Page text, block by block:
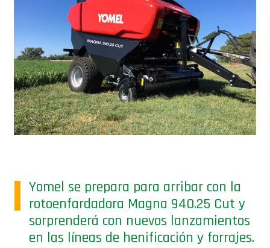
Yomel se prepara para arribar con la
rotoenfardadora Magna 940.25 Cut y
sorprenderá con nuevos lanzamientos
en las líneas de henificación y forrajes.